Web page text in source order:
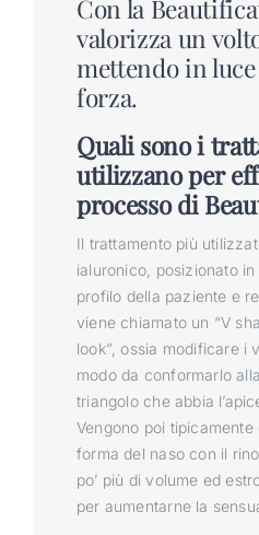
Con la
valorizza un
mettendo in
forza.
Quali sono i
utilizzano per
processo di
Il trattamento più
ialuronico, posizionato
profilo della paziente e
viene chiamato un “V
look”, ossia modificare i
modo da conformarlo
triangolo che abbia
Vengono poi
forma del naso con il
po’ più di volume ed
per aumentarne la